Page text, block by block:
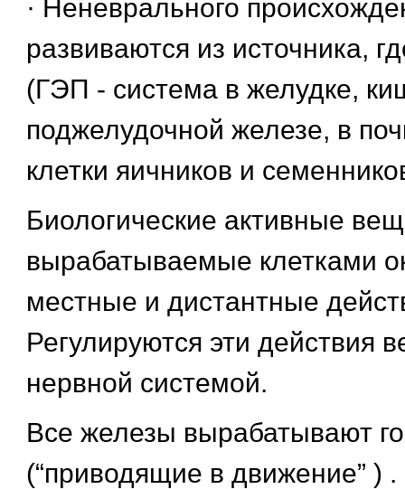
· Неневрального
развиваются из источника,
(ГЭП - система в желудке,
поджелудочной железе, в
клетки яичников и
Биологические активные
вырабатываемые клетками
местные и дистантные
Регулируются эти действия
нервной системой.
Все железы вырабатывают
(“приводящие в движение” )